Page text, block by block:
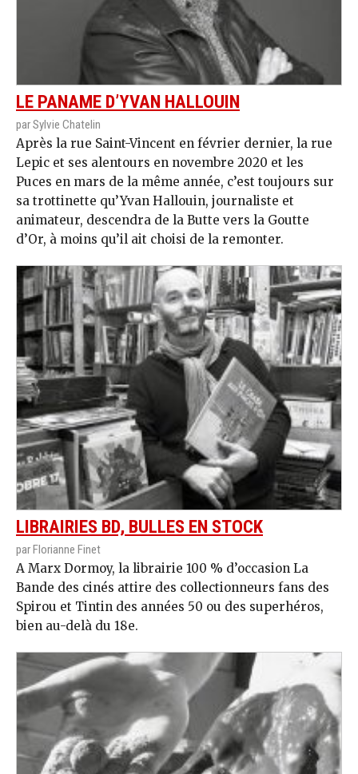
LE PANAME D’YVAN HALLOUIN
par Sylvie Chatelin
Après la rue Saint-Vincent en février dernier, la rue
Lepic et ses alentours en novembre 2020 et les
Puces en mars de la même année, c’est toujours sur
sa trottinette qu’Yvan Hallouin, journaliste et
animateur, descendra de la Butte vers la Goutte
d’Or, à moins qu’il ait choisi de la remonter.
LIBRAIRIES BD, BULLES EN STOCK
par Florianne Finet
A Marx Dormoy, la librairie 100 % d’occasion La
Bande des cinés attire des collectionneurs fans des
Spirou et Tintin des années 50 ou des superhéros,
bien au-delà du 18e.